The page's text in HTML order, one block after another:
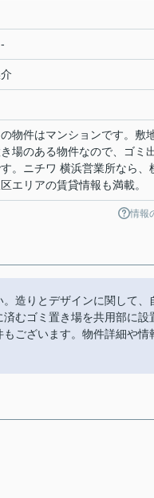
物件はマンションです。敷
場のある物件なので、ゴミ
。ニチワ 横浜営業所なら、
エリアの賃貸情報も満載。
情報
造りとデザインに関して、
むゴミ置き場を共用部に設
ございます。物件詳細や情